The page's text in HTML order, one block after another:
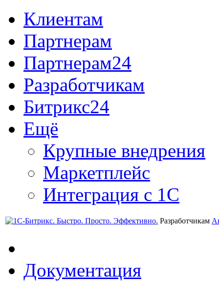
Клиентам
Партнерам
Партнерам24
Разработчикам
Битрикс24
Ещё
Крупные внедрения
Маркетплейс
Интеграция с 1С
Разработчикам
Документация